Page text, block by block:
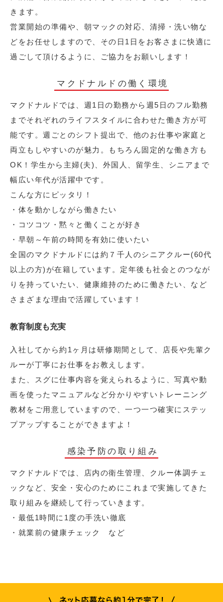
きます。
営業開始の準備や、朝マックの対応、清掃・洗い物な
どをお任せしますので、その日1日をお客さまに快適に
過ごして頂けるように、ご協力をお願いします！
マクドナルドの働く環境
マクドナルドでは、週1日の勤務から週5日のフル勤務
までそれぞれのライフスタイルに合わせた働き方が可
能です。週ごとのシフト提出で、他のお仕事や家庭と
両立もしやすいのが魅力。もちろん固定的な働き方も
OK！学生から主婦(夫)、外国人、留学生、シニアまで
幅広い年代が活躍中です。
こんな方にピッタリ！
・体を動かしながら働きたい
・コツコツ・黙々と働くことが好き
・早朝～午前の時間を有効に使いたい
全国のマクドナルドには約７千人のシニアクルー(60代
以上の方)が在籍しています。定年後も社会とのつなが
りを持っていたい、健康維持のために働きたい、など
さまざまな理由で活躍しています！
教育制度も充実
入社してから約1ヶ月は研修期間として、店長や先輩ク
ルーが丁寧にお仕事をお教えします。
また、スグに仕事内容を覚えられるように、写真や動
画を使ったマニュアルなど分かりやすいトレーニング
教材をご用意していますので、一つ一つ確実にステッ
プアップすることができますよ！
感染予防の取り組み
マクドナルドでは、店内の衛生管理、クルー体調チェ
ックなど、安全・安心のためにこれまで実施してきた
取り組みを継続して行っていきます。
・最低1時間に1度の手洗い徹底
・就業前の健康チェック など